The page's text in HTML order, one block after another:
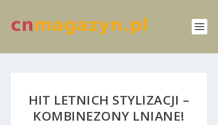
HIT LETNICH STYLIZACJI –
KOMBINEZONY LNIANE!